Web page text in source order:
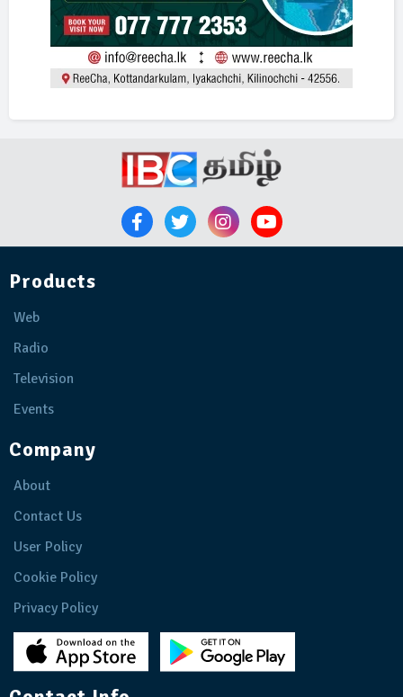
Products
Web
Radio
Television
Events
Company
About
Contact Us
User Policy
Cookie Policy
Privacy Policy